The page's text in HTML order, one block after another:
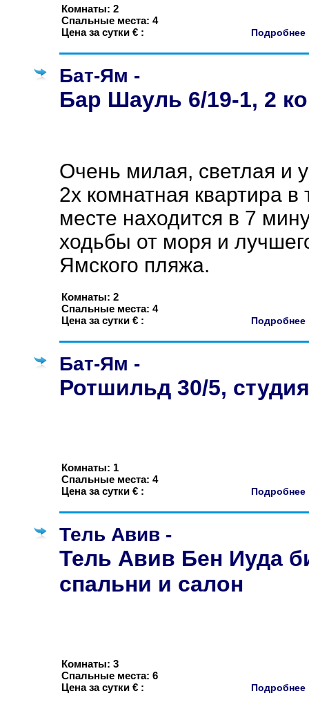
Комнаты: 2
Спальные места: 4
Цена за сутки € :
Бат-Ям -
Бар Шауль 6/19-1, 2
Очень милая, светлая и
2х комнатная квартира в
месте находится в 7
ходьбы от моря и
Ямского пляжа.
Комнаты: 2
Спальные места: 4
Цена за сутки € :
Бат-Ям -
Ротшильд 30/5, студия
Комнаты: 1
Спальные места: 4
Цена за сутки € :
Тель Авив -
Тель Авив Бен Иуда
спальни и салон
Комнаты: 3
Спальные места: 6
Цена за сутки € :